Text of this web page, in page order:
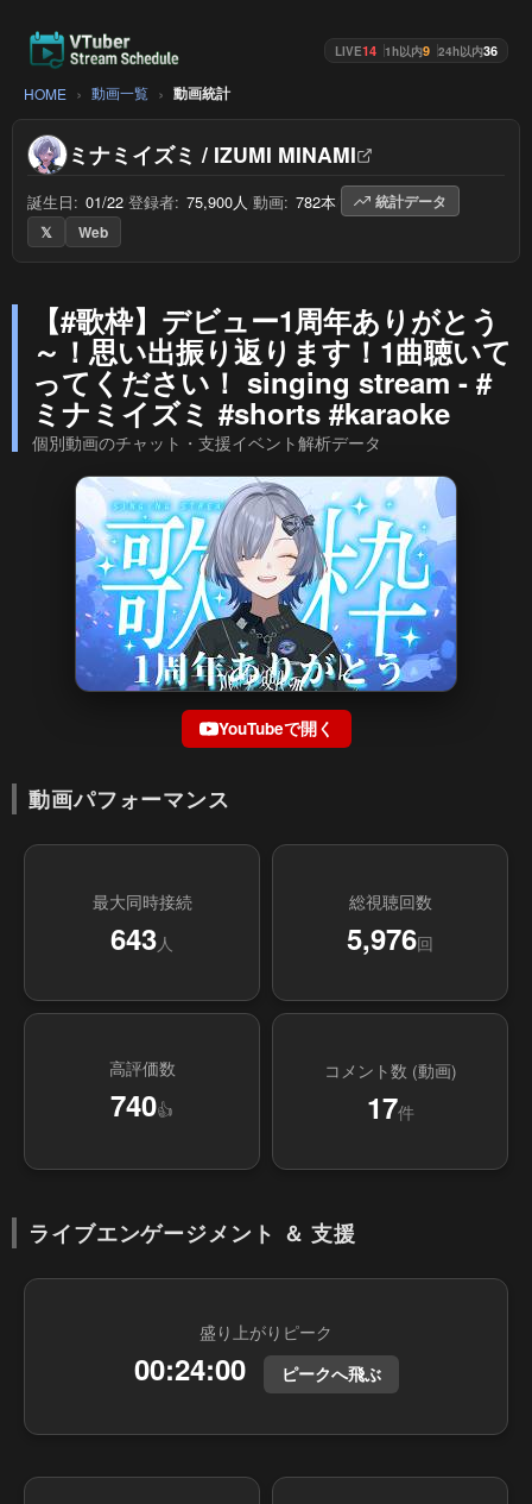
LIVE14 1h以内9 24h以内36
HOME 動画一覧 動画統計
ミナミイズミ / IZUMI MINAMI
誕生日: 01/22 登録者: 75,900人 動画: 782本
統計データ
𝕏
Web
【#歌枠】デビュー1周年ありがとう
～！思い出振り返ります！1曲聴いて
ってください！ singing stream - #
ミナミイズミ #shorts #karaoke
個別動画のチャット・支援イベント解析データ
YouTubeで開く
動画パフォーマンス
最大同時接続
643人
総視聴回数
5,976回
高評価数
740👍
コメント数 (動画)
17件
ライブエンゲージメント ＆ 支援
盛り上がりピーク
00:24:00 ピークへ飛ぶ